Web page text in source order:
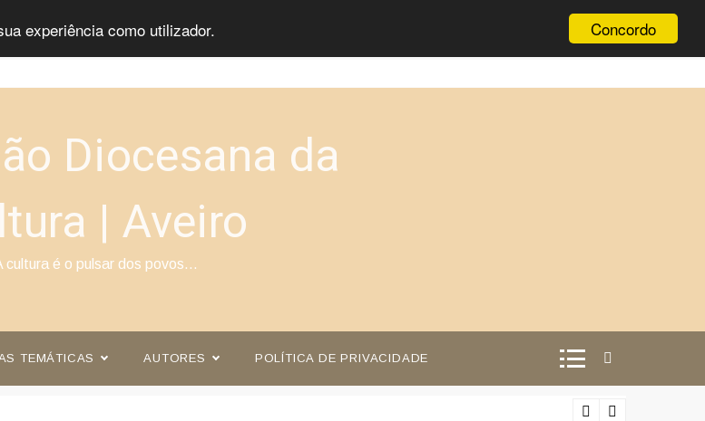
Concordo
experiência como utilizador.
Diocesana da
| Aveiro
cultura é o pulsar dos povos…
TEMÁTICAS AUTORES POLÍTICA DE PRIVACIDADE